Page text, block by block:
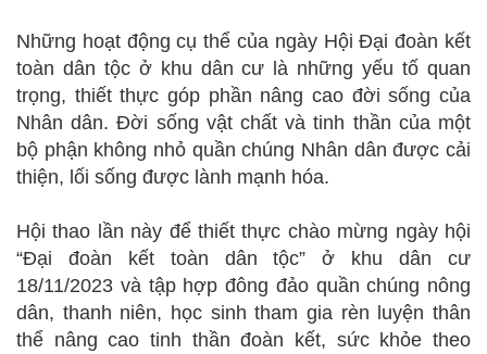
Những hoạt động cụ thể của ngày Hội Đại đoàn kết
toàn dân tộc ở khu dân cư là những yếu tố quan
trọng, thiết thực góp phần nâng cao đời sống của
Nhân dân. Đời sống vật chất và tinh thần của một
bộ phận không nhỏ quần chúng Nhân dân được cải
thiện, lối sống được lành mạnh hóa.
Hội thao lần này để thiết thực chào mừng ngày hội
“Đại đoàn kết toàn dân tộc” ở khu dân cư
18/11/2023 và tập hợp đông đảo quần chúng nông
dân, thanh niên, học sinh tham gia rèn luyện thân
thể nâng cao tinh thần đoàn kết, sức khỏe theo